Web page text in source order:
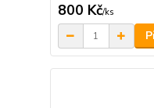
800 Kč/ks